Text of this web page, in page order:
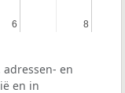
6
6 8
8
en
en in